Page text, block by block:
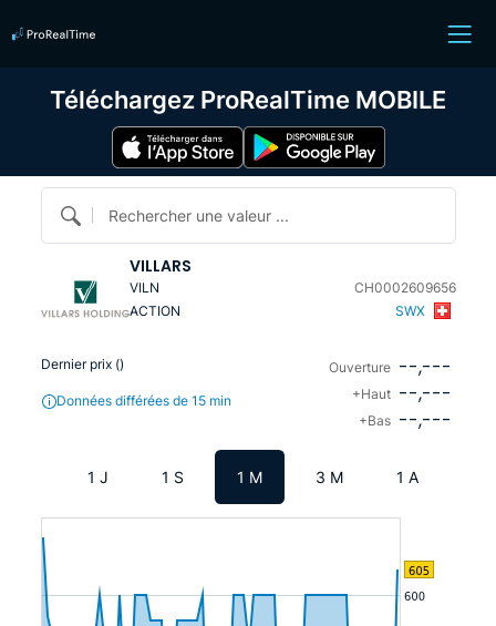
Rechercher une valeur ...
VILLARS
VILN
CH0002609656
ACTION
SWX
Dernier prix ()
Données différées de 15 min
Ouverture --,---
+Haut --,---
+Bas --,---
1 J 1 S 1 M 3 M 1 A
Téléchargez ProRealTime MOBILE